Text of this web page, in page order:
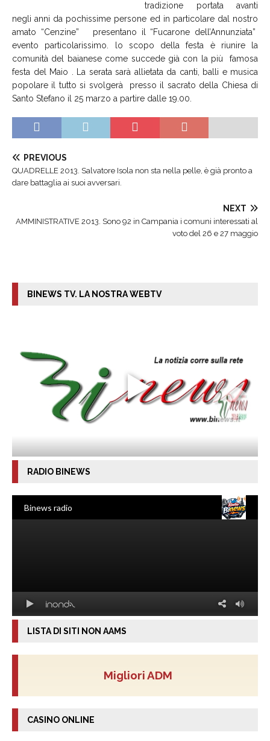
tradizione portata avanti
negli anni da pochissime persone ed in particolare dal nostro
amato “Cenzine” presentano il “Fucarone dell’Annunziata”
evento particolarissimo. lo scopo della festa è riunire la
comunità del baianese come succede già con la più famosa
festa del Maio . La serata sarà allietata da canti, balli e musica
popolare il tutto si svolgerà presso il sacrato della Chiesa di
Santo Stefano il 25 marzo a partire dalle 19.00.
PREVIOUS
QUADRELLE 2013. Salvatore Isola non sta nella pelle, è già pronto a
dare battaglia ai suoi avversari.
NEXT
AMMINISTRATIVE 2013. Sono 92 in Campania i comuni interessati al
voto del 26 e 27 maggio
BINEWS TV. LA NOSTRA WEBTV
RADIO BINEWS
LISTA DI SITI NON AAMS
Migliori ADM
CASINO ONLINE